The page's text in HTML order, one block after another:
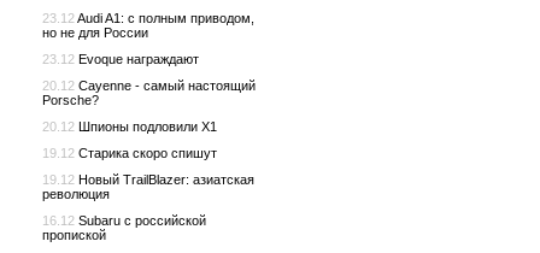
23.12 Audi A1: с полным приводом,
но не для России
23.12 Evoque награждают
20.12 Cayenne - самый настоящий
Porsche?
20.12 Шпионы подловили Х1
19.12 Старика скоро спишут
19.12 Новый TrailBlazer: азиатская
революция
16.12 Subaru с российской
пропиской